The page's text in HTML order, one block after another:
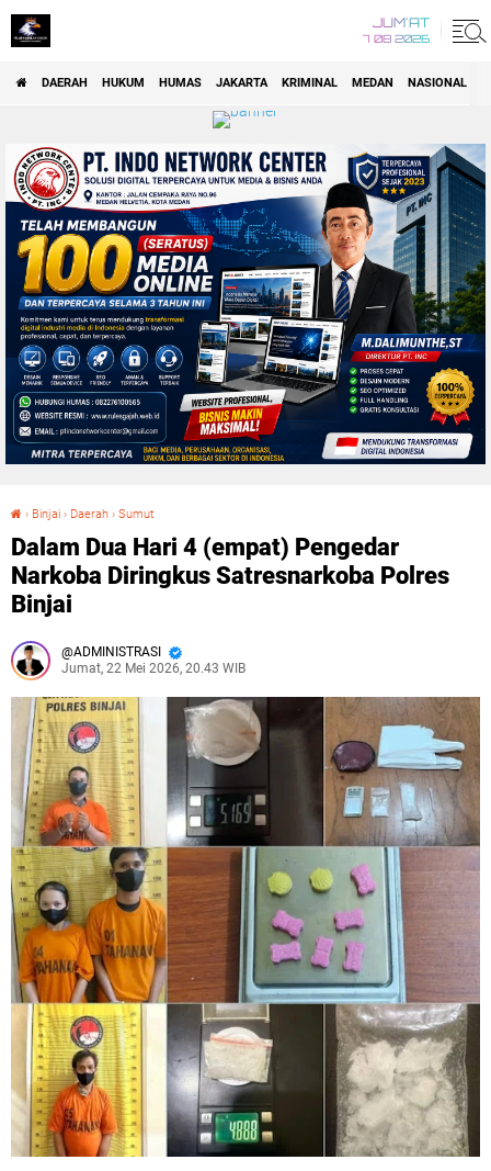
JUM'AT
7 08 2026
DAERAH HUKUM HUMAS JAKARTA KRIMINAL MEDAN NASIONAL
› Binjai › Daerah › Sumut
Dalam Dua Hari 4 (empat) Pengedar
Narkoba Diringkus Satresnarkoba Polres
Binjai‎
ADMINISTRASI
Jumat, 22 Mei 2026, 20.43 WIB